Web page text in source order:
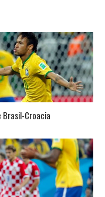
Brasil-Croacia